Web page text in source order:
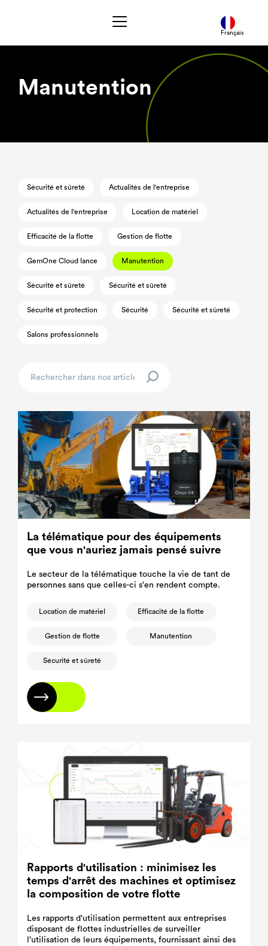
Français
Manutention
Sécurité et sûreté Actualités de l'entreprise
Actualités de l'entreprise Location de matériel
Efficacité de la flotte Gestion de flotte
GemOne Cloud lance Manutention
Sécurité et sûreté Sécurité et sûreté
Sécurité et protection Sécurité Sécurité et sûreté
Salons professionnels
La télématique pour des équipements
que vous n'auriez jamais pensé suivre
Le secteur de la télématique touche la vie de tant de
personnes sans que celles-ci s'en rendent compte.
Location de matériel Efficacité de la flotte
Gestion de flotte Manutention
Sécurité et sûreté
En savoir plus
Rapports d'utilisation : minimisez les
temps d'arrêt des machines et optimisez
la composition de votre flotte
Les rapports d'utilisation permettent aux entreprises
disposant de flottes industrielles de surveiller
l'utilisation de leurs équipements, fournissant ainsi des